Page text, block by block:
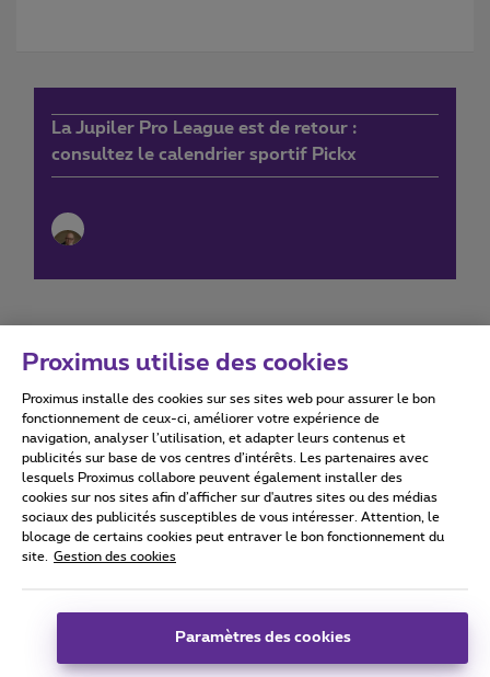
La Jupiler Pro League est de retour :
consultez le calendrier sportif Pickx
Conditions d'utilisation Accessibility statement
Tous droits réservés. © 2026 Proximus
Conditions générales, info consommateur
Coordonnées de l’entreprise
Proximus utilise des cookies
Proximus installe des cookies sur ses sites web pour assurer le bon
fonctionnement de ceux-ci, améliorer votre expérience de
navigation, analyser l’utilisation, et adapter leurs contenus et
publicités sur base de vos centres d’intérêts. Les partenaires avec
lesquels Proximus collabore peuvent également installer des
cookies sur nos sites afin d’afficher sur d'autres sites ou des médias
sociaux des publicités susceptibles de vous intéresser. Attention, le
blocage de certains cookies peut entraver le bon fonctionnement du
site.
Gestion des cookies
Paramètres des cookies